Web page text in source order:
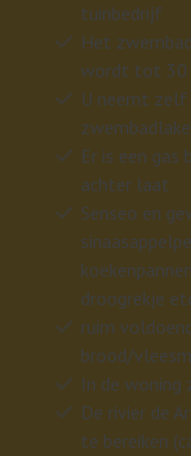
tuinbedrijf
Het
wordt tot 30
U neemt
Er is een gas
achter laat
Senseo en
droogrekje
ruim
brood/
In de
De rivier de
te bereiken